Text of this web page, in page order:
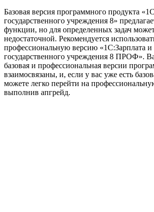
Базовая версия программного продукта
государственного учреждения 8»
функции, но для определенных задач
недостаточной. Рекомендуется
профессиональную версию «1С:Зарплата
государственного учреждения 8 ПРОФ».
базовая и профессиональная версии
взаимосвязаны, и, если у вас уже есть
можете легко перейти на
выполнив апгрейд.